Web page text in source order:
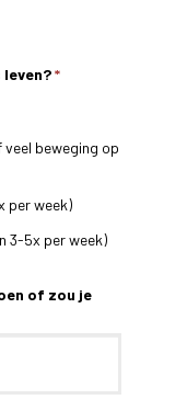
*
beweging op
per week)
3-5x per week)
of zou je